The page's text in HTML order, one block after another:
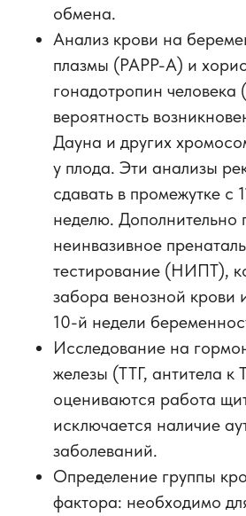
обмена.
Анализ крови на
плазмы (PAPP-A) и
гонадотропин
вероятность
Дауна и других
у плода. Эти анализы
сдавать в промежутке с
неделю. Дополнительно
неинвазивное
тестирование (НИПТ),
забора венозной крови
10-й недели
Исследование на
железы (ТТГ, антитела
оцениваются работа
исключается наличие
заболеваний.
Определение группы
фактора: необходимо